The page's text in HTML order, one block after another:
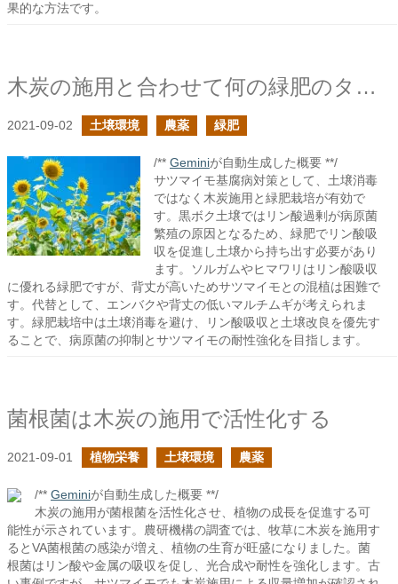
果的な方法です。
木炭の施用と合わせて何の緑肥のタネを蒔けばいい？
2021-09-02 土壌環境 農薬 緑肥
/** Geminiが自動生成した概要 **/
サツマイモ基腐病対策として、土壌消毒
ではなく木炭施用と緑肥栽培が有効で
す。黒ボク土壌ではリン酸過剰が病原菌
繁殖の原因となるため、緑肥でリン酸吸
収を促進し土壌から持ち出す必要があり
ます。ソルガムやヒマワリはリン酸吸収
に優れる緑肥ですが、背丈が高いためサツマイモとの混植は困難で
す。代替として、エンバクや背丈の低いマルチムギが考えられま
す。緑肥栽培中は土壌消毒を避け、リン酸吸収と土壌改良を優先す
ることで、病原菌の抑制とサツマイモの耐性強化を目指します。
菌根菌は木炭の施用で活性化する
2021-09-01 植物栄養 土壌環境 農薬
/** Geminiが自動生成した概要 **/
木炭の施用が菌根菌を活性化させ、植物の成長を促進する可
能性が示されています。農研機構の調査では、牧草に木炭を施用す
るとVA菌根菌の感染が増え、植物の生育が旺盛になりました。菌
根菌はリン酸や金属の吸収を促し、光合成や耐性を強化します。古